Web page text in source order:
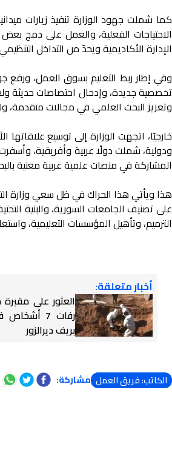
كما شملت جهود الوزارة تنفيذ زيارات
الاحتياجات الفعلية، والعمل على دمج
الإدارة الأكاديمية ويحدّ من التداخل
وفي إطار ربط التعليم بسوق العمل، ورفع
تخصصية جديدة، وإدخال اختصاصات حديثة
وتعزيز البحث العلمي في مجالات متقدمة،
خارجيًا، اتجهت الوزارة إلى توسيع
ودولية، شملت دولًا عربية وأفريقية،
المشاركة في منصات علمية عربية معنية
هذا ويأتي هذا الحراك في ظل سعي وزارة
على تصنيف الجامعات السورية، والبنية
الترميم، وتأهيل المؤسسات التعليمية،
أخبار متعلقة:
العثور على
رفات 7
بريف ديرالزور
الكاتب: فريق العمل مشاركة: